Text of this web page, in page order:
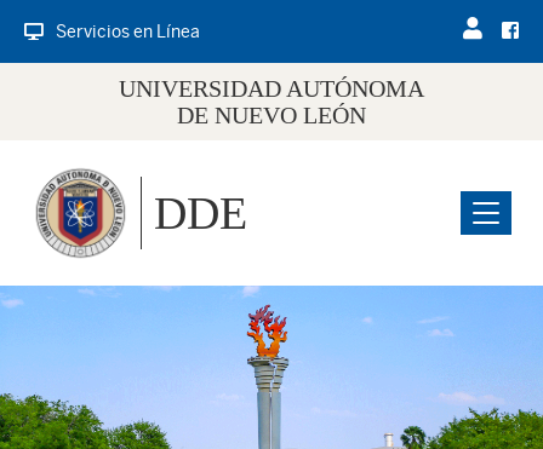
Servicios en Línea
UNIVERSIDAD AUTÓNOMA
DE NUEVO LEÓN
Menu
DDE